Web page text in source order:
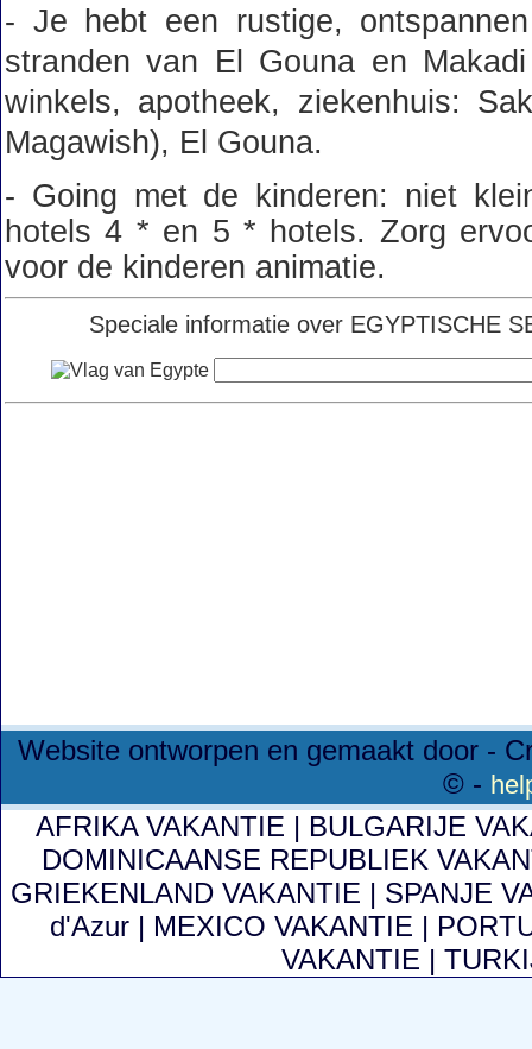
- Je hebt een rustige,
stranden van El Gouna en
winkels, apotheek, ziekenhuis:
Magawish), El Gouna.
- Going met de kinderen: niet
hotels 4 * en 5 * hotels. Zorg
voor de kinderen animatie.
Speciale informatie over EGYPTISCHE
Website ontworpen en gemaakt door -
© -
AFRIKA VAKANTIE | BULGARIJE
DOMINICAANSE REPUBLIEK
GRIEKENLAND VAKANTIE | SPANJE
d'Azur | MEXICO VAKANTIE |
VAKANTIE |